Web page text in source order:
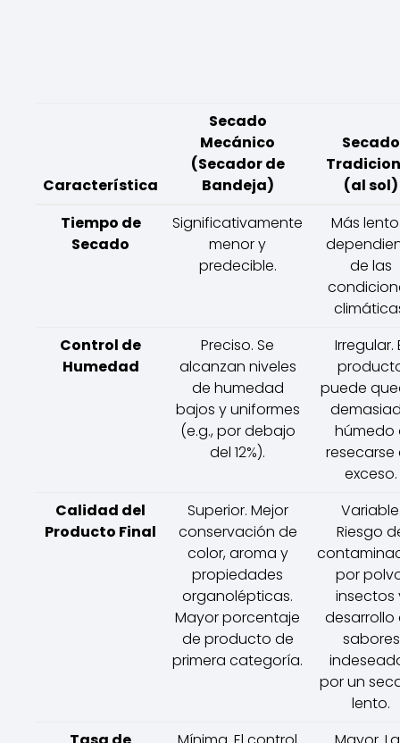
Característica
Secado
Mecánico
(Secador de
Bandeja)
Secado
(al sol)
Tiempo de
Secado
Significativamente
menor y
predecible.
Más
de las
Control de
Humedad
Preciso. Se
alcanzan niveles
de humedad
bajos y uniformes
(e.g., por debajo
del 12%).
Irregular.
puede
húmedo
resecarse
exceso.
Calidad del
Producto Final
Superior. Mejor
conservación de
color, aroma y
propiedades
organolépticas.
Mayor porcentaje
de producto de
primera categoría.
Riesgo
por
insectos
desarrollo
sabores
por un
lento.